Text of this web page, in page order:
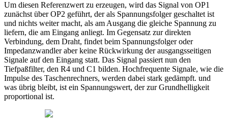
Um diesen Referenzwert zu erzeugen, wird das Signal von OP1
zunächst über OP2 geführt, der als Spannungsfolger geschaltet ist
und nichts weiter macht, als am Ausgang die gleiche Spannung zu
liefern, die am Eingang anliegt. Im Gegensatz zur direkten
Verbindung, dem Draht, findet beim Spannungsfolger oder
Impedanzwandler aber keine Rückwirkung der ausgangsseitigen
Signale auf den Eingang statt. Das Signal passiert nun den
Tiefpaßfilter, den R4 und C1 bilden. Hochfrequente Signale, wie die
Impulse des Taschenrechners, werden dabei stark gedämpft. und
was übrig bleibt, ist ein Spannungswert, der zur Grundhelligkeit
proportional ist.